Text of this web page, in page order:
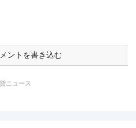
ントを書き込む
ニュース